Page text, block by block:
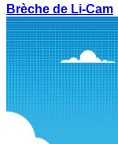
Brèche de Li-Cam